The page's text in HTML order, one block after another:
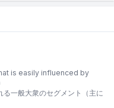
is easily influenced by
一般大衆のセグメント（主に